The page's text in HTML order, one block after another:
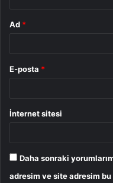
Ad *
E-posta *
İnternet sitesi
Daha sonraki
adresim ve site adresim